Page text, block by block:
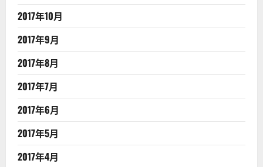
2017年10月
2017年9月
2017年8月
2017年7月
2017年6月
2017年5月
2017年4月